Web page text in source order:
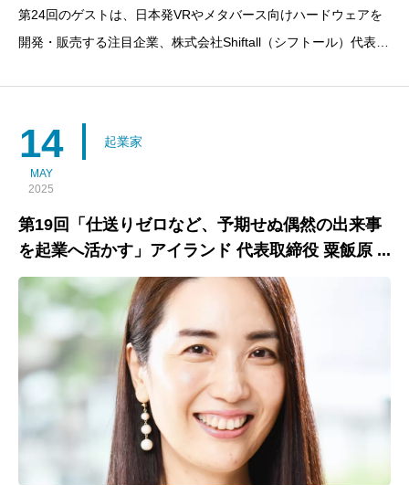
第24回のゲストは、日本発VRやメタバース向けハードウェアを
開発・販売する注目企業、株式会社Shiftall（シフトール）代表取
ザーに愛される製品を送り出すリーダーに
14
MAY
2025
起業家
第19回「仕送りゼロなど、予期せぬ偶然の出来事
を起業へ活かす」アイランド 代表取締役 粟飯原 ...